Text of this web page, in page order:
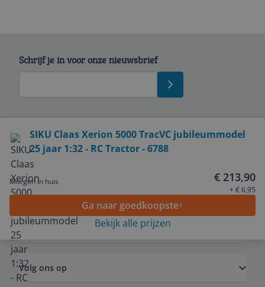
SIKU Claas Xerion 5000 TracVC jubileummodel
25 jaar 1:32 - RC Tractor - 6788
Morgen in huis € 213,90
+ € 6,95
Ga naar goedkoopste
Bekijk alle prijzen
Schrijf je in voor onze nieuwsbrief
Service
Algemeen
Volg ons op